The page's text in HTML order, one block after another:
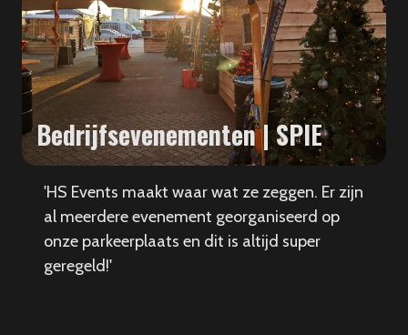
Bedrijfsevenementen | SPIE
'HS Events maakt waar wat ze zeggen. Er zijn
al meerdere evenement georganiseerd op
onze parkeerplaats en dit is altijd super
geregeld!'